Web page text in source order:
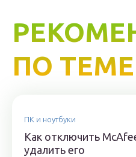
ПО ТЕМЕ
ПК и ноутбуки
Как отключить
удалить его